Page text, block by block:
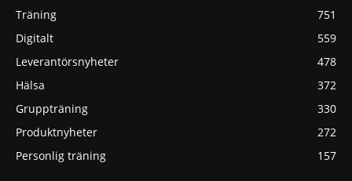
Träning
751
Digitalt
559
Leverantörsnyheter
478
Hälsa
372
Gruppträning
330
Produktnyheter
272
Personlig träning
157